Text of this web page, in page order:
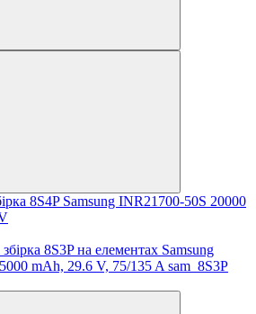
8S4P Samsung INR21700-50S 20000